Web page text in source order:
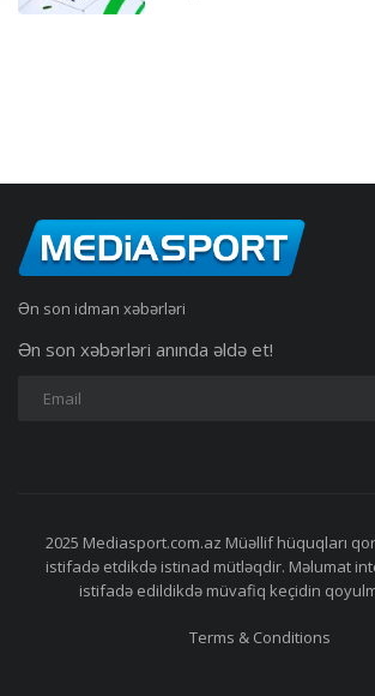
Ən son idman xəbərləri
Ən son xəbərləri anında əldə et!
2025 Mediasport.com.az Müəllif hüquqları
istifadə etdikdə istinad mütləqdir. Məlumat
istifadə edildikdə müvafiq keçidin
Terms & Conditions